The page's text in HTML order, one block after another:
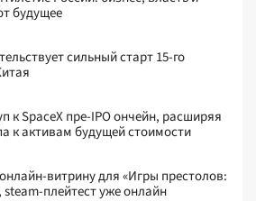
будущее
сильный старт 15-го
к SpaceX пре-IPO ончейн, расширяя
к активам будущей стоимости
витрину для «Игры престолов:
steam-плейтест уже онлайн